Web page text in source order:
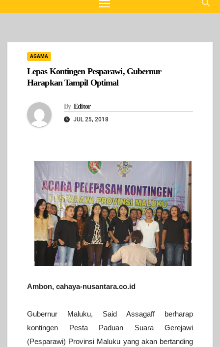
AGAMA
Lepas Kontingen Pesparawi, Gubernur
Harapkan Tampil Optimal
By Editor
JUL 25, 2018
Ambon, cahaya-nusantara.co.id
Gubernur Maluku, Said Assagaff berharap
kontingen Pesta Paduan Suara Gerejawi
(Pesparawi) Provinsi Maluku yang akan bertanding